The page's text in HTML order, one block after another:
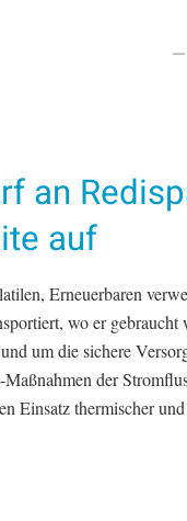
an
auf
Erneuerbaren
wo er
um die sichere
der
Einsatz thermischer